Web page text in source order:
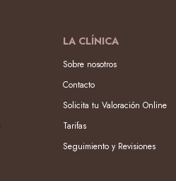
LA CLÍNICA
Sobre nosotros
Contacto
Solicita tu Valoración Online
Tarifas
Seguimiento y Revisiones